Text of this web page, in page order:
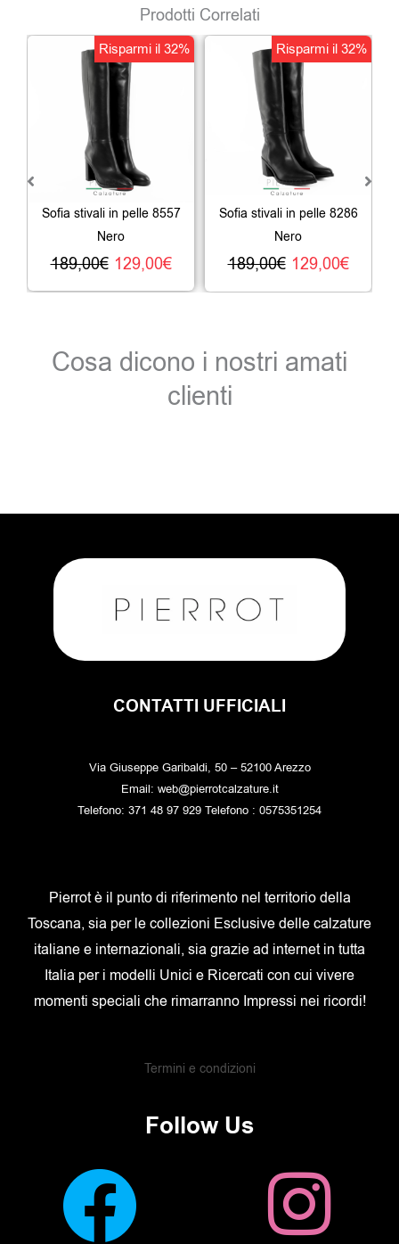
Prodotti Correlati
Risparmi il 32%
Sofia stivali in pelle 8557
Nero
189,00€
Il
prezzo
originale
era:
189,00€.
129,00€
Il
Risparmi il 32%
Sofia stivali in pelle 8286
Nero
189,00€
Il
prezzo
originale
era:
189,00€.
129,00€
Il
Cosa dicono i nostri amati
clienti
CONTATTI UFFICIALI
Via Giuseppe Garibaldi, 50 – 52100 Arezzo
Email: web@pierrotcalzature.it
Telefono: 371 48 97 929 Telefono : 0575351254
Pierrot è il punto di riferimento nel territorio della
Toscana, sia per le collezioni Esclusive delle calzature
italiane e internazionali, sia grazie ad internet in tutta
Italia per i modelli Unici e Ricercati con cui vivere
momenti speciali che rimarranno Impressi nei ricordi!
Termini e condizioni
Follow Us